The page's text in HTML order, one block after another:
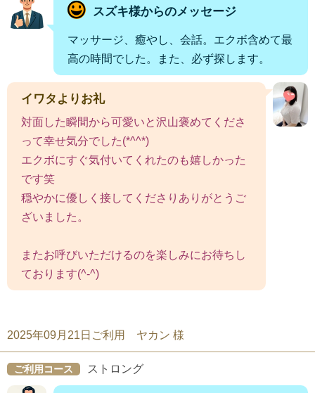
スズキ様からのメッセージ
マッサージ、癒やし、会話。エクボ含めて最
高の時間でした。また、必ず探します。
イワタよりお礼
対面した瞬間から可愛いと沢山褒めてくださ
って幸せ気分でした(*^^*)
エクボにすぐ気付いてくれたのも嬉しかった
です笑
穏やかに優しく接してくださりありがとうご
ざいました。
またお呼びいただけるのを楽しみにお待ちし
ております(^-^)
2025年09月21日ご利用 ヤカン 様
ご利用コース ストロング